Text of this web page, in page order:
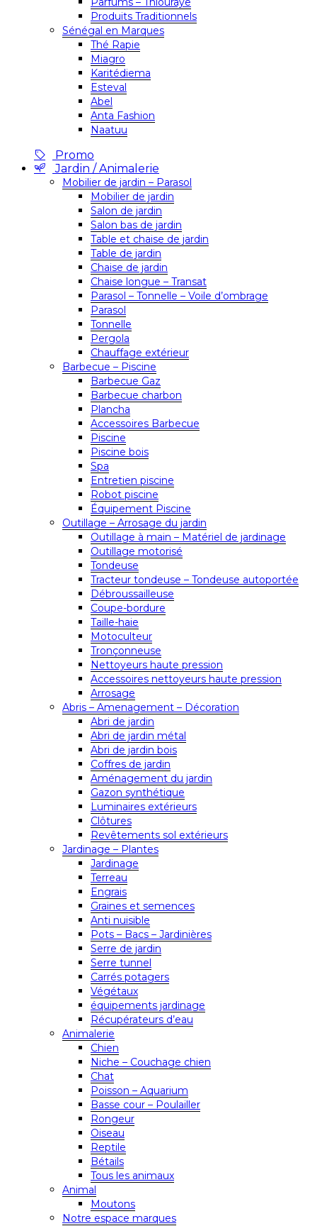
Produits Traditionnels
Sénégal en Marques
Thé Rapie
Miagro
Karitédiema
Esteval
Abel
Anta Fashion
Naatuu
Promo
Jardin / Animalerie
Mobilier de jardin – Parasol
Mobilier de jardin
Salon de jardin
Salon bas de jardin
Table et chaise de jardin
Table de jardin
Chaise de jardin
Chaise longue – Transat
Parasol – Tonnelle – Voile d’ombrage
Parasol
Tonnelle
Pergola
Chauffage extérieur
Barbecue – Piscine
Barbecue Gaz
Barbecue charbon
Plancha
Accessoires Barbecue
Piscine
Piscine bois
Spa
Entretien piscine
Robot piscine
Équipement Piscine
Outillage – Arrosage du jardin
Outillage à main – Matériel de jardinage
Outillage motorisé
Tondeuse
Tracteur tondeuse – Tondeuse autoportée
Débroussailleuse
Coupe-bordure
Taille-haie
Motoculteur
Tronçonneuse
Nettoyeurs haute pression
Accessoires nettoyeurs haute pression
Arrosage
Abris – Amenagement – Décoration
Abri de jardin
Abri de jardin métal
Abri de jardin bois
Coffres de jardin
Aménagement du jardin
Gazon synthétique
Luminaires extérieurs
Clôtures
Revêtements sol extérieurs
Jardinage – Plantes
Jardinage
Terreau
Engrais
Graines et semences
Anti nuisible
Pots – Bacs – Jardinières
Serre de jardin
Serre tunnel
Carrés potagers
Végétaux
équipements jardinage
Récupérateurs d’eau
Animalerie
Chien
Niche – Couchage chien
Chat
Poisson – Aquarium
Basse cour – Poulailler
Rongeur
Oiseau
Reptile
Bétails
Tous les animaux
Animal
Moutons
Notre espace marques